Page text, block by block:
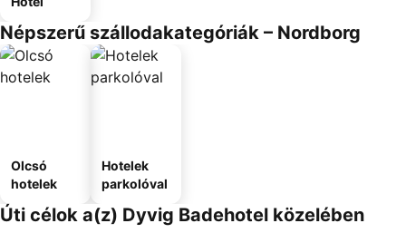
Népszerű szállodakategóriák – Nordborg
Olcsó
hotelek
Hotelek
parkolóval
Úti célok a(z) Dyvig Badehotel közelében